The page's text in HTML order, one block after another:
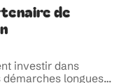
de
investir dans
démarches longues…